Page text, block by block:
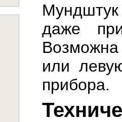
Мундштук
даже
или
прибора.